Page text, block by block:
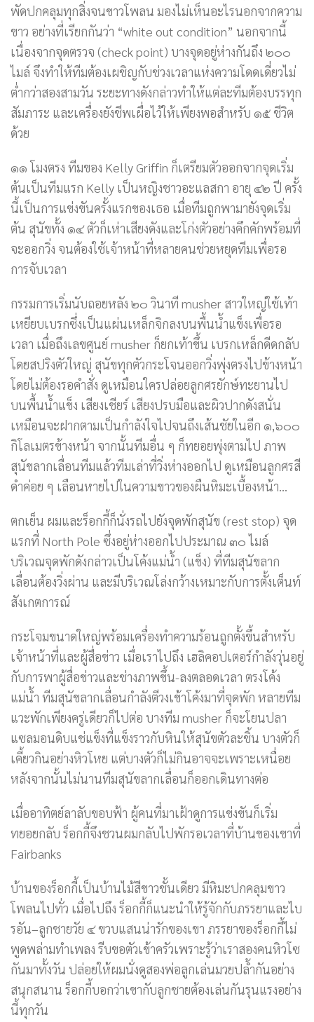
พัดปกคลุมทุกสิ่งจนขาวโพลน มองไม่เห็นอะไรนอกจากความ
ขาว อย่างที่เรียกกันว่า “white out condition” นอกจากนี้
เนื่องจากจุดตรวจ (check point) บางจุดอยู่ห่างกันถึง ๒๐๐
ไมล์ จึงทำให้ทีมต้องเผชิญกับช่วงเวลาแห่งความโดดเดี่ยวไม่
ต่ำกว่าสองสามวัน ระยะทางดังกล่าวทำให้แต่ละทีมต้องบรรทุก
สัมภาระ และเครื่องยังชีพเผื่อไว้ให้เพียงพอสำหรับ ๑๕ ชีวิต
ด้วย
๑๑ โมงตรง ทีมของ Kelly Griffin ก็เตรียมตัวออกจากจุดเริ่ม
ต้นเป็นทีมแรก Kelly เป็นหญิงชาวอะแลสกา อายุ ๔๒ ปี ครั้ง
นี้เป็นการแข่งขันครั้งแรกของเธอ เมื่อทีมถูกพามายังจุดเริ่ม
ต้น สุนัขทั้ง ๑๔ ตัวก็เห่าเสียงดังและโก่งตัวอย่างคึกคักพร้อมที่
จะออกวิ่ง จนต้องใช้เจ้าหน้าที่หลายคนช่วยหยุดทีมเพื่อรอ
การจับเวลา
กรรมการเริ่มนับถอยหลัง ๒๐ วินาที musher สาวใหญ่ใช้เท้า
เหยียบเบรกซึ่งเป็นแผ่นเหล็กจิกลงบนพื้นน้ำแข็งเพื่อรอ
เวลา เมื่อถึงเลขศูนย์ musher ก็ยกเท้าขึ้น เบรกเหล็กดีดกลับ
โดยสปริงตัวใหญ่ สุนัขทุกตัวกระโจนออกวิ่งพุ่งตรงไปข้างหน้า
โดยไม่ต้องรอคำสั่ง ดูเหมือนใครปล่อยลูกศรยักษ์ทะยานไป
บนพื้นน้ำแข็ง เสียงเชียร์ เสียงปรบมือและผิวปากดังสนั่น
เหมือนจะฝากตามเป็นกำลังใจไปจนถึงเส้นชัยในอีก ๑,๖๐๐
กิโลเมตรข้างหน้า จากนั้นทีมอื่น ๆ ก็ทยอยพุ่งตามไป ภาพ
สุนัขลากเลื่อนทีมแล้วทีมเล่าที่วิ่งห่างออกไป ดูเหมือนลูกศรสี
ดำค่อย ๆ เลือนหายไปในความขาวของผืนหิมะเบื้องหน้า…
ตกเย็น ผมและร็อกกี้ก็นั่งรถไปยังจุดพักสุนัข (rest stop) จุด
แรกที่ North Pole ซึ่งอยู่ห่างออกไปประมาณ ๓๐ ไมล์
บริเวณจุดพักดังกล่าวเป็นโค้งแม่น้ำ (แข็ง) ที่ทีมสุนัขลาก
เลื่อนต้องวิ่งผ่าน และมีบริเวณโล่งกว้างเหมาะกับการตั้งเต็นท์
สังเกตการณ์
กระโจมขนาดใหญ่พร้อมเครื่องทำความร้อนถูกตั้งขึ้นสำหรับ
เจ้าหน้าที่และผู้สื่อข่าว เมื่อเราไปถึง เฮลิคอปเตอร์กำลังวุ่นอยู่
กับการพาผู้สื่อข่าวและช่างภาพขึ้น-ลงตลอดเวลา ตรงโค้ง
แม่น้ำ ทีมสุนัขลากเลื่อนกำลังตีวงเข้าโค้งมาที่จุดพัก หลายทีม
แวะพักเพียงครู่เดียวก็ไปต่อ บางทีม musher ก็จะโยนปลา
แซลมอนดิบแช่แข็งที่แข็งราวกับหินให้สุนัขตัวละชิ้น บางตัวก็
เคี้ยวกินอย่างหิวโหย แต่บางตัวก็ไม่กินอาจจะเพราะเหนื่อย
หลังจากนั้นไม่นานทีมสุนัขลากเลื่อนก็ออกเดินทางต่อ
เมื่ออาทิตย์ลาลับขอบฟ้า ผู้คนที่มาเฝ้าดูการแข่งขันก็เริ่ม
ทยอยกลับ ร็อกกี้จึงชวนผมกลับไปพักรอเวลาที่บ้านของเขาที่
Fairbanks
บ้านของร็อกกี้เป็นบ้านไม้สีขาวชั้นเดียว มีหิมะปกคลุมขาว
โพลนไปทั่ว เมื่อไปถึง ร็อกกี้ก็แนะนำให้รู้จักกับภรรยาและไบ
รอัน–ลูกชายวัย ๔ ขวบแสนน่ารักของเขา ภรรยาของร็อกกี้ไม่
พูดพล่ามทำเพลง รีบขอตัวเข้าครัวเพราะรู้ว่าเราสองคนหิวโซ
กันมาทั้งวัน ปล่อยให้ผมนั่งดูสองพ่อลูกเล่นมวยปล้ำกันอย่าง
สนุกสนาน ร็อกกี้บอกว่าเขากับลูกชายต้องเล่นกันรุนแรงอย่าง
นี้ทุกวัน